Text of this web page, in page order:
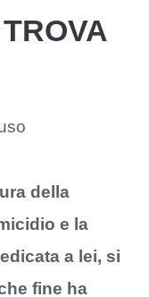
della
e la
a lei, si
fine ha